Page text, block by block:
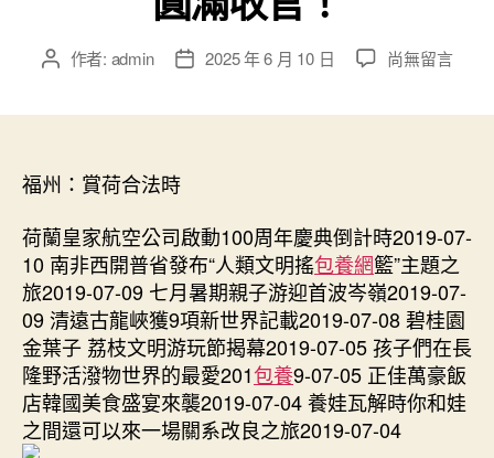
文 作者: admin
文 2025 年 6 月 10 日
在
S
包
養
經
歷
展
圓
滿
收
官！〉
尚無留言
福州：賞荷合法時
荷蘭皇家航空公司啟動100周年慶典倒計時2019-07-
10 南非西開普省發布“人類文明搖包養網籃”主題之
旅2019-07-09 七月暑期親子游迎首波岑嶺2019-07-
09 清遠古龍峽獲9項新世界記載2019-07-08 碧桂園
金葉子 荔枝文明游玩節揭幕2019-07-05 孩子們在長
隆野活潑物世界的最愛201包養9-07-05 正佳萬豪飯
店韓國美食盛宴來襲2019-07-04 養娃瓦解時你和娃
之間還可以來一場關系改良之旅2019-07-04